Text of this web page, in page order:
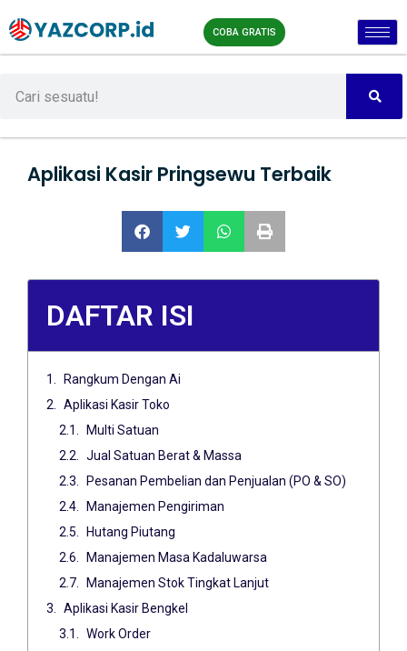
COBA GRATIS
Aplikasi Kasir Pringsewu Terbaik
DAFTAR ISI
Rangkum Dengan Ai
Aplikasi Kasir Toko
Multi Satuan
Jual Satuan Berat & Massa
Pesanan Pembelian dan Penjualan (PO & SO)
Manajemen Pengiriman
Hutang Piutang
Manajemen Masa Kadaluwarsa
Manajemen Stok Tingkat Lanjut
Aplikasi Kasir Bengkel
Work Order